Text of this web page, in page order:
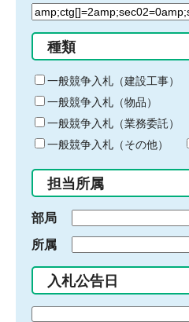
検
る
キ
ー
ワ
ー
ド
入
力
種類
一般競争入札（建設工事）
一般競争入札（物品）
一般競争入札（業務委託）
一般競争入札（その他）
担当所属
部局
所属
入札公告日